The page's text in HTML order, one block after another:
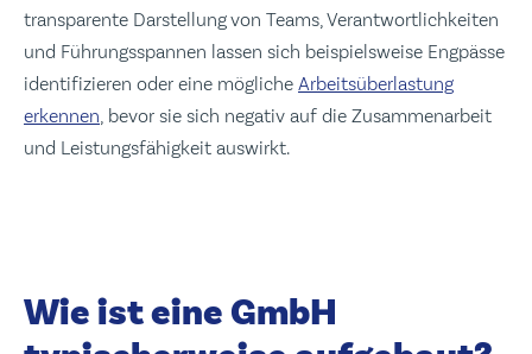
transparente Darstellung von Teams, Verantwortlichkeiten
und Führungsspannen lassen sich beispielsweise Engpässe
identifizieren oder eine mögliche Arbeitsüberlastung
erkennen , bevor sie sich negativ auf die Zusammenarbeit
und Leistungsfähigkeit auswirkt.
Wie ist eine GmbH